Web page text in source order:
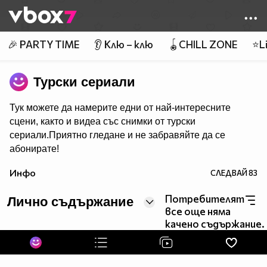
👾
🎉 PARTY TIME 👂 Клю – клю 🪀CHILL ZONE
Турски сериали
Тук можете да намерите едни от най-интересните
сцени, както и видеа със снимки от турски
сериали.Приятно гледане и не забравяйте да се
абонирате!
Инфо СЛЕДВАЙ83
Лично съдържание
Потребителят
все още няма
качено съдържание.